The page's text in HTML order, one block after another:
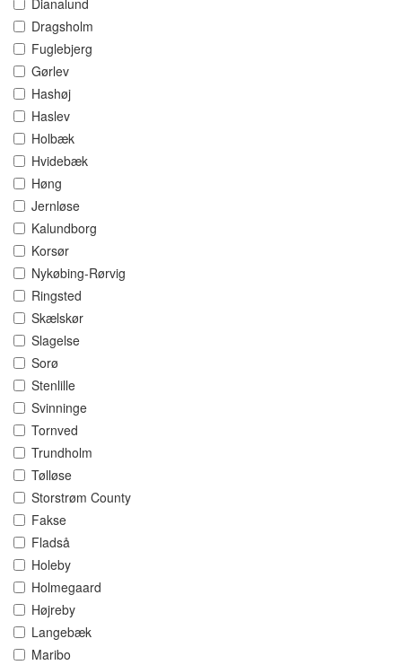
Dianalund
Dragsholm
Fuglebjerg
Gørlev
Hashøj
Haslev
Holbæk
Hvidebæk
Høng
Jernløse
Kalundborg
Korsør
Nykøbing-Rørvig
Ringsted
Skælskør
Slagelse
Sorø
Stenlille
Svinninge
Tornved
Trundholm
Tølløse
Storstrøm County
Fakse
Fladså
Holeby
Holmegaard
Højreby
Langebæk
Maribo